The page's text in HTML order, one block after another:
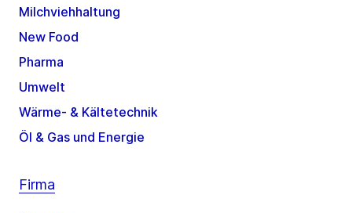
Milchviehhaltung
New Food
Pharma
Umwelt
Wärme- & Kältetechnik
Öl & Gas und Energie
Firma